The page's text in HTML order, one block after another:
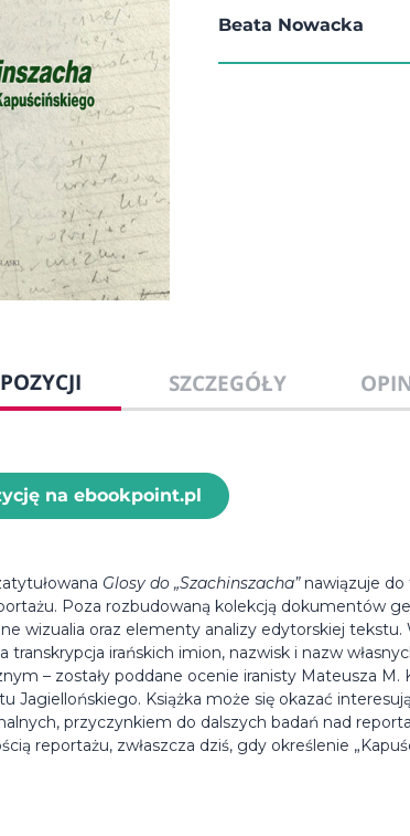
Beata Nowacka
SZCZEGÓŁY
na ebookpoint.pl
Glosy do „Szachinszacha” nawiązuje do
Poza rozbudowaną kolekcją dokumentów
wizualia oraz elementy analizy edytorskiej tekstu.
transkrypcja irańskich imion, nazwisk i nazw
– zostały poddane ocenie iranisty Mateusza M.
Jagiellońskiego. Książka może się okazać
przyczynkiem do dalszych badań nad
reportażu, zwłaszcza dziś, gdy określenie